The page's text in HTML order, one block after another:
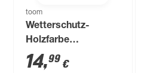
toom
Wetterschutz-
Holzfarbe
'Schwedenrot' rot
750 ml
14,99 €